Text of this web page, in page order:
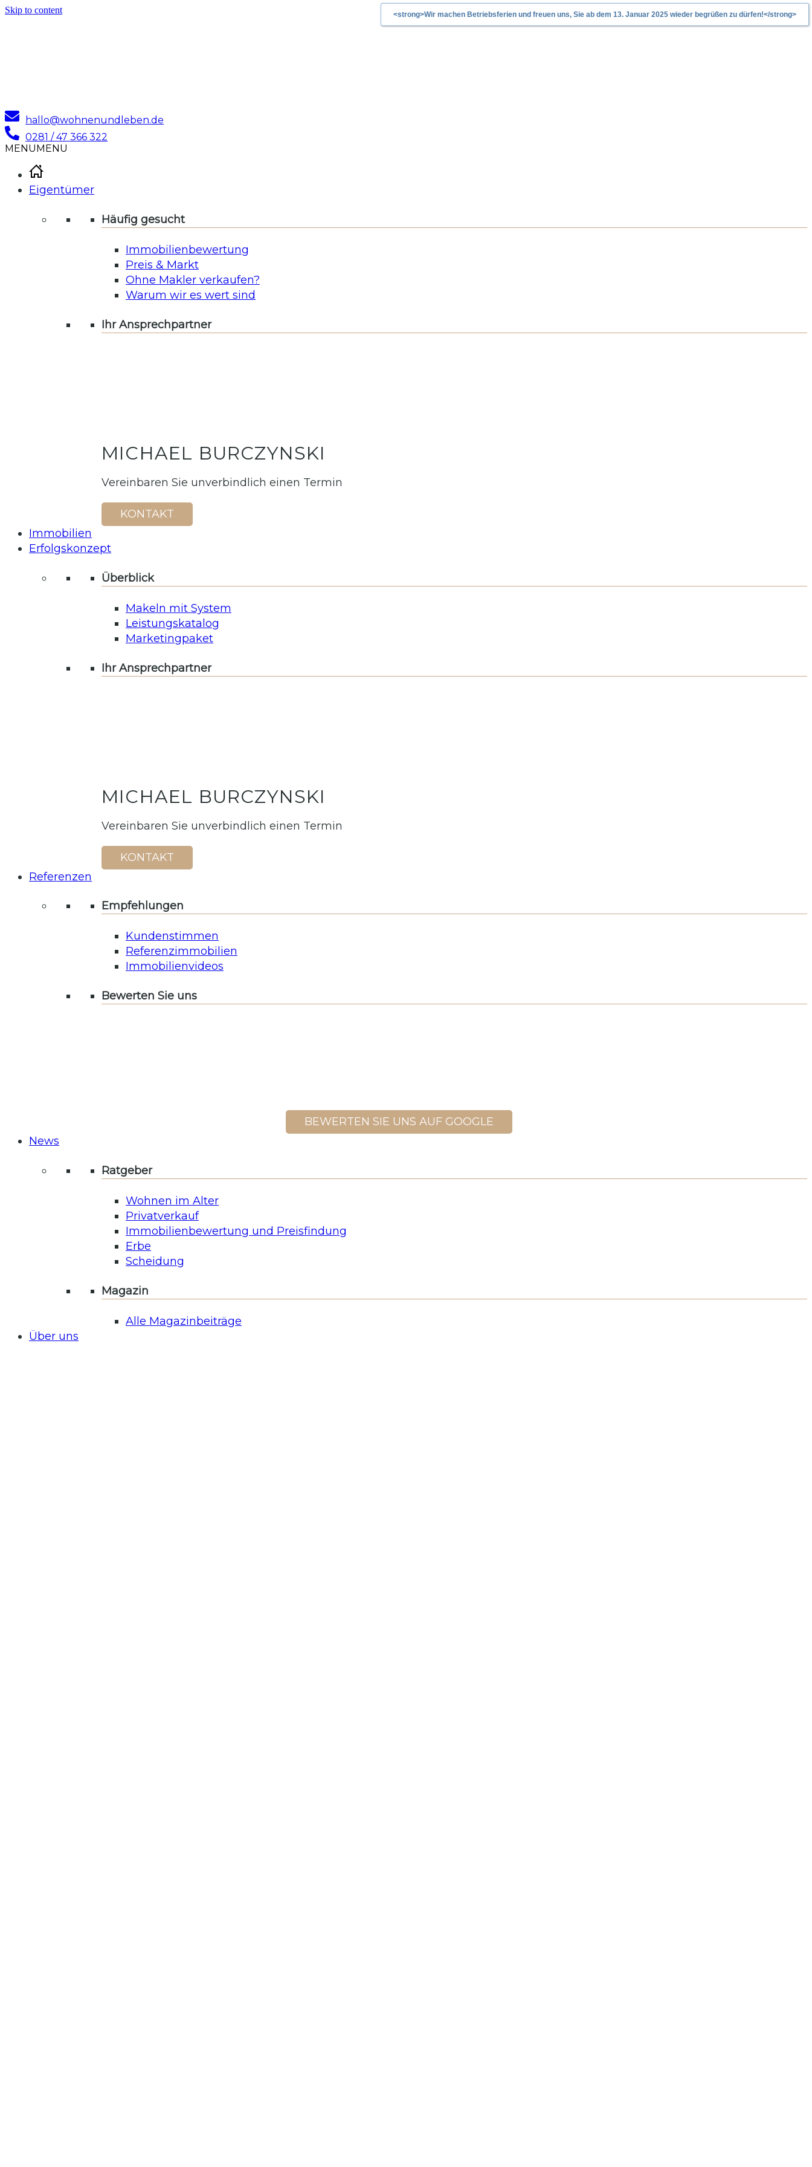
Skip to content
hallo@wohnenundleben.de
0281 / 47 366 322
MENUMENU
Eigentümer
Häufig gesucht
Immobilienbewertung
Preis & Markt
Ohne Makler verkaufen?
Warum wir es wert sind
Ihr Ansprechpartner
MICHAEL BURCZYNSKI
Vereinbaren Sie unverbindlich einen Termin
KONTAKT
Immobilien
Erfolgskonzept
Überblick
Makeln mit System
Leistungskatalog
Marketingpaket
Ihr Ansprechpartner
MICHAEL BURCZYNSKI
Vereinbaren Sie unverbindlich einen Termin
KONTAKT
Referenzen
Empfehlungen
Kundenstimmen
Referenzimmobilien
Immobilienvideos
Bewerten Sie uns
BEWERTEN SIE UNS AUF GOOGLE
News
Ratgeber
Wohnen im Alter
Privatverkauf
Immobilienbewertung und Preisfindung
Erbe
Scheidung
Magazin
Alle Magazinbeiträge
Über uns
<strong>Wir machen Betriebsferien und freuen uns, Sie ab dem 13. Januar 2025 wieder begrüßen zu dürfen!</strong>